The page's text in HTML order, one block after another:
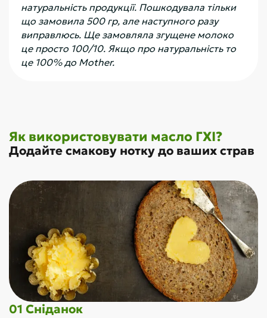
натуральність продукції. Пошкодувала тільки
що замовила 500 гр, але наступного разу
виправлюсь. Ще замовляла згущене молоко
це просто 100/10. Якщо про натуральність то
це 100% до Mother.
Як використовувати масло ГХІ?
Додайте смакову нотку до ваших страв
01 Сніданок